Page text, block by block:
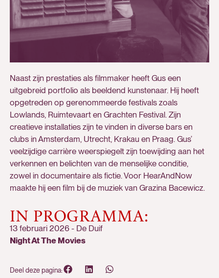
Naast zijn prestaties als filmmaker heeft Gus een
uitgebreid portfolio als beeldend kunstenaar. Hij heeft
opgetreden op gerenommeerde festivals zoals
Lowlands, Ruimtevaart en Grachten Festival. Zijn
creatieve installaties zijn te vinden in diverse bars en
clubs in Amsterdam, Utrecht, Krakau en Praag. Gus’
veelzijdige carrière weerspiegelt zijn toewijding aan het
verkennen en belichten van de menselijke conditie,
zowel in documentaire als fictie. Voor HearAndNow
maakte hij een film bij de muziek van Grazina Bacewicz.
IN PROGRAMMA:
13 februari 2026 - De Duif
Night At The Movies
Deel deze pagina: